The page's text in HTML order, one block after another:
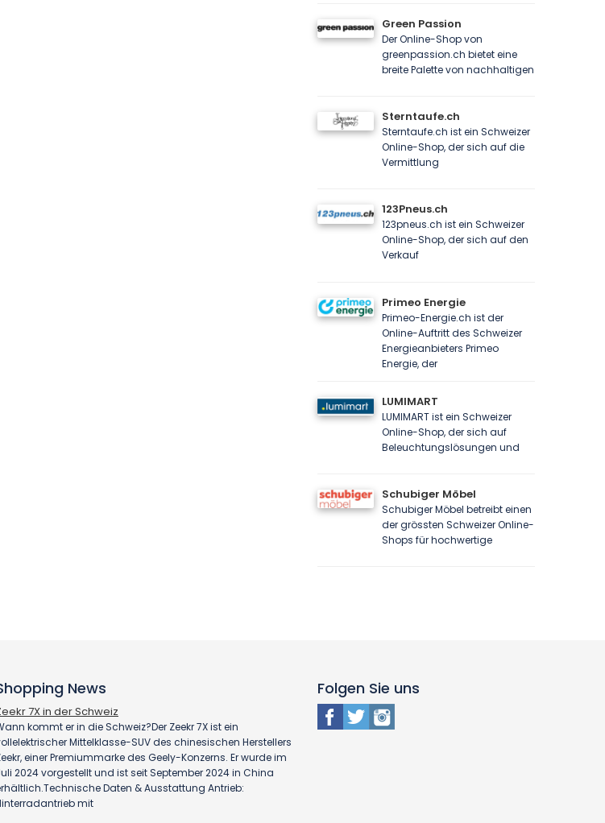
Green Passion
Der Online-Shop von
greenpassion.ch bietet eine
breite Palette von nachhaltigen
Sterntaufe.ch
Sterntaufe.ch ist ein Schweizer
Online-Shop, der sich auf die
Vermittlung
123Pneus.ch
123pneus.ch ist ein Schweizer
Online-Shop, der sich auf den
Verkauf
Primeo Energie
Primeo-Energie.ch ist der
Online-Auftritt des Schweizer
Energieanbieters Primeo
Energie, der
LUMIMART
LUMIMART ist ein Schweizer
Online-Shop, der sich auf
Beleuchtungslösungen und
Schubiger Möbel
Schubiger Möbel betreibt einen
der grössten Schweizer Online-
Shops für hochwertige
News
7X in der Schweiz
kommt er in die Schweiz?Der Zeekr 7X ist ein
Mittelklasse-SUV des chinesischen Herstellers
einer Premiummarke des Geely-Konzerns. Er wurde im
2024 vorgestellt und ist seit September 2024 in China
Daten & Ausstattung Antrieb:
mit
Folgen Sie uns